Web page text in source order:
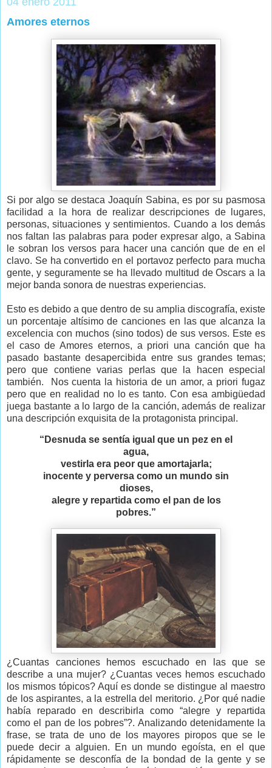
Amores eternos
Si por algo se destaca Joaquín Sabina, es por su pasmosa
facilidad a la hora de realizar descripciones de lugares,
personas, situaciones y sentimientos. Cuando a los demás
nos faltan las palabras para poder expresar algo, a Sabina
le sobran los versos para hacer una canción que de en el
clavo. Se ha convertido en el portavoz perfecto para mucha
gente, y seguramente se ha llevado multitud de Oscars a la
mejor banda sonora de nuestras experiencias.
Esto es debido a que dentro de su amplia discografía, existe
un porcentaje altísimo de canciones en las que alcanza la
excelencia con muchos (sino todos) de sus versos. Este es
el caso de Amores eternos, a priori una canción que ha
pasado bastante desapercibida entre sus grandes temas;
pero que contiene varias perlas que la hacen especial
también. Nos cuenta la historia de un amor, a priori fugaz
pero que en realidad no lo es tanto. Con esa ambigüedad
juega bastante a lo largo de la canción, además de realizar
una descripción exquisita de la protagonista principal.
“Desnuda se sentía igual que un pez en el
agua,
vestirla era peor que amortajarla;
inocente y perversa como un mundo sin
dioses,
alegre y repartida como el pan de los
pobres.”
¿Cuantas canciones hemos escuchado en las que se
describe a una mujer? ¿Cuantas veces hemos escuchado
los mismos tópicos? Aquí es donde se distingue al maestro
de los aspirantes, a la estrella del meritorio. ¿Por qué nadie
había reparado en describirla como “alegre y repartida
como el pan de los pobres”?. Analizando detenidamente la
frase, se trata de uno de los mayores piropos que se le
puede decir a alguien. En un mundo egoísta, en el que
rápidamente se desconfía de la bondad de la gente y se